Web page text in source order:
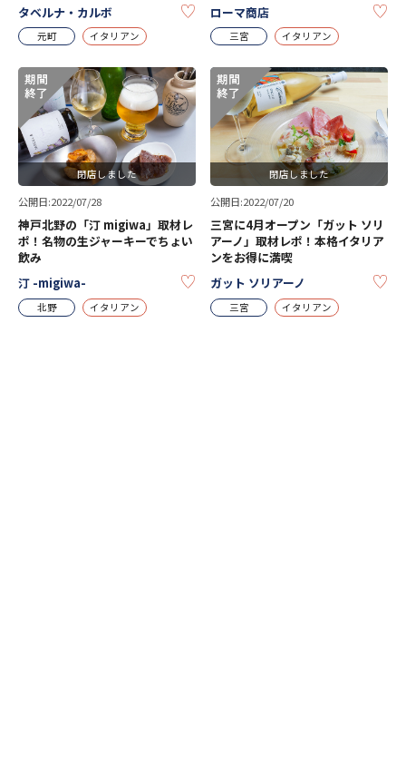
タベルナ・カルボ
KEEP
元町 イタリアン
ローマ商店
三宮 イタリアン
閉店しました
公開日:2022/07/28
神戸北野の「汀 migiwa」取材レ
ポ！名物の生ジャーキーでちょい
飲み
汀 -migiwa-
KEEP
北野 イタリアン
閉店しました
公開日:2022/07/20
三宮に4月オープン「ガット ソリ
アーノ」取材レポ！本格イタリア
ンをお得に満喫
ガット ソリアーノ
三宮 イタリアン